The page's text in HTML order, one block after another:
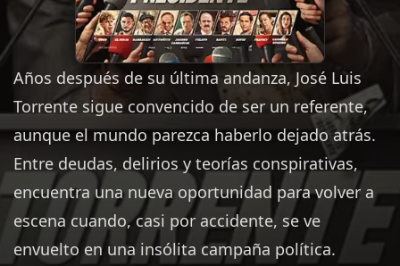
Años después de su última andanza, José Luis
Torrente sigue convencido de ser un referente,
aunque el mundo parezca haberlo dejado atrás.
Entre deudas, delirios y teorías conspirativas,
encuentra una nueva oportunidad para volver a
escena cuando, casi por accidente, se ve
envuelto en una insólita campaña política.